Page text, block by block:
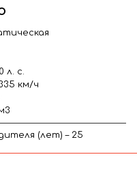
л. с.
км/ч
(лет) – 25